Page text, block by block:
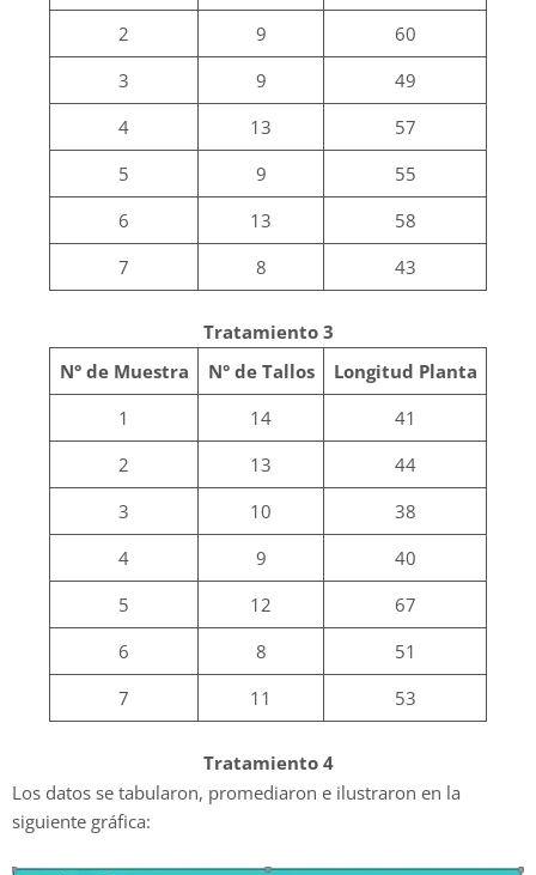
2
9
60
3
9
49
4
13
57
5
9
55
6
13
58
7
8 43
Tratamiento 3
N° de Muestra
N° de Tallos
Longitud Planta
1
14
41
2
13
44
3
10
38
4
9
40
5
12
67
6
8
51
7
11 53
Tratamiento 4
Los datos se tabularon, promediaron e ilustraron en la
siguiente gráfica: